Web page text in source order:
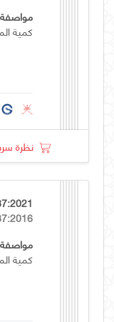
مواصفة
كمية
نظرة
كمية